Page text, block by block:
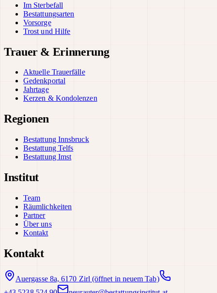
Im Sterbefall
Bestattungsarten
Vorsorge
Trost und Hilfe
Trauer & Erinnerung
Aktuelle Trauerfälle
Gedenkportal
Jahrtage
Kerzen & Kondolenzen
Regionen
Bestattung Innsbruck
Bestattung Telfs
Bestattung Imst
Institut
Team
Räumlichkeiten
Partner
Über uns
Kontakt
Kontakt
Auergasse 8a, 6170 Zirl (öffnet in neuem Tab)